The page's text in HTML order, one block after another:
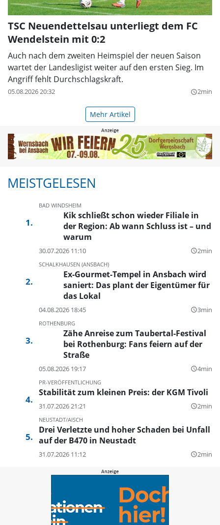
TSC Neuendettelsau unterliegt dem FC
Wendelstein mit 0:2
Auch nach dem zweiten Heimspiel der neuen Saison
wartet der Landesligist weiter auf den ersten Sieg. Im
Angriff fehlt Durchschlagskraft.
05.08.2026 20:32 query_builder2min
Mehr Artikel
MEISTGELESEN
BAD WINDSHEIM
Kik schließt schon wieder Filiale in
der Region: Ab wann Schluss ist – und
warum
30.07.2026 11:10 query_builder2min
SCHALKHAUSEN (ANSBACH)
Ex-Gourmet-Tempel in Ansbach wird
saniert: Das plant der Eigentümer für
das Lokal
04.08.2026 18:45 query_builder3min
ROTHENBURG
Zähe Anreise zum Taubertal-Festival
bei Rothenburg: Fans feiern auf der
Straße
05.08.2026 19:17 query_builder4min
PR-VERÖFFENTLICHUNG
Stabilität zum kleinen Preis: der KGM Tivoli
31.07.2026 21:21 query_builder2min
NEUSTADT/AISCH
Drei Verletzte und hoher Schaden bei Unfall
auf der B470 in Neustadt
31.07.2026 11:12 query_builder2min